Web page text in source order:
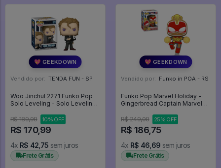
💖 GEEKDOWN
Vendido por: TENDA FUN - SP
Woo Jinchul 2271 Funko Pop
Solo Leveling - Solo Leveling
R$ 189,99
10% OFF
R$ 170,99
4x R$ 42,75 sem juros
Frete Grátis
💖 GEEKDOWN
Vendido por: Funko in POA - RS
Funko Pop Marvel Holiday -
Gingerbread Captain Marvel
R$ 249,00 25% OFF
R$ 186,75
4x R$ 46,69 sem juros
Frete Grátis